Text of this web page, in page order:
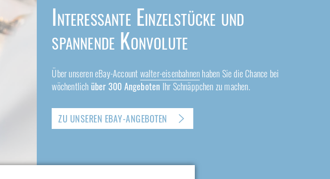
Interessante Einzelstücke und
spannende Konvolute
Über unseren eBay-Accountwalter-eisenbahnenhaben Sie die Chance bei
wöchentlich über 300 Angeboten Ihr Schnäppchen zu machen.
ZU UNSEREN EBAY-ANGEBOTEN